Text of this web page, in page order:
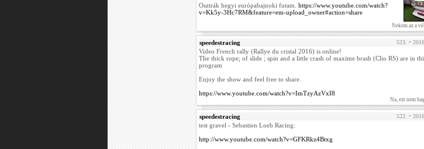
Osztrák hegyi európabajnoki futam. https://www.youtube.com/watch?
v=Kk5y-3Hc7RM&feature=em-upload_owner#action=share
Nekem az a
speedestracing 523. •
Video French rally (Rallye du cristal 2016) is online!
The thick rope; of slide ; spin and a little crash of maxime brash (Clio RS) are in
program
Enjoy the show and feel free to share.
https://www.youtube.com/watch?v=ImTzyAzVxI8
Na, ezt nem
speedestracing 522. •
test gravel - Sebastien Loeb Racing:
http://www.youtube.com/watch?v=GFKRkz4Btxg